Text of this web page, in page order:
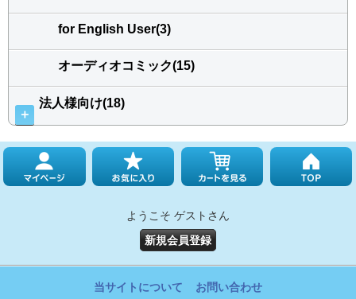
for English User(3)
オーディオコミック(15)
＋
法人様向け(18)
ようこそ ゲストさん
新規会員登録
当サイトについて お問い合わせ